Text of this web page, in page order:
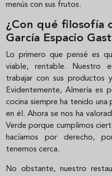
menús con sus frutos.
¿Con qué filosofía
García Espacio
Lo primero que pensé es
viable, rentable. Nuestro
trabajar con sus productos
Evidentemente, Almería es
cocina siempre ha tenido
en él. Ahora se nos ha
Verde porque cumplimos
hacíamos por derecho,
tenemos cerca.
No obstante, nuestro